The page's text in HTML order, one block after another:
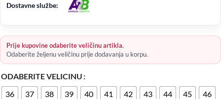
Dostavne službe:
Prije kupovine odaberite veličinu artikla.
Odaberite željenu veličinu prije dodavanja u korpu.
ODABERITE VELICINU
36
37 38 39 40 41 42 43 44 45
46